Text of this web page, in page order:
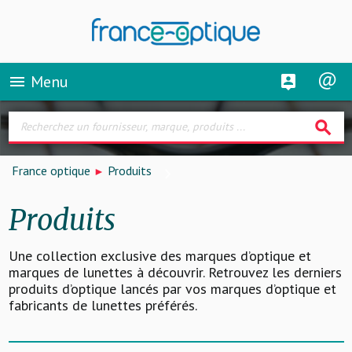
menu Menu
search
France optique Produits
Produits
Une collection exclusive des marques d’optique et
marques de lunettes à découvrir. Retrouvez les derniers
produits d’optique lancés par vos marques d’optique et
fabricants de lunettes préférés.